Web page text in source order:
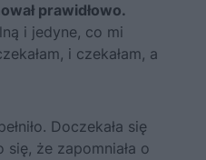
prawidłowo.
i jedyne, co mi
i czekałam, a
Doczekała się
się, że zapomniała o